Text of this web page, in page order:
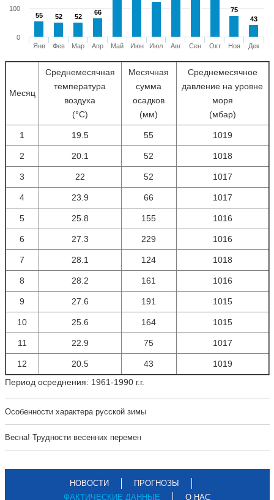
55
55 52
52 52
52
66
66 75
75
43
43
Янв Фев Мар Апр Май Июн Июл Авг Сен Окт Ноя Дек
0
100
Месяц
Среднемесячная
температура
воздуха
(°С)
Месячная
сумма
осадков
(мм)
Среднемесячное
давление на уровне
моря
(мбар)
1 19.5 55 1019
2 20.1 52 1018
3 22 52 1017
4 23.9 66 1017
5 25.8 155 1016
6 27.3 229 1016
7 28.1 124 1018
8 28.2 161 1016
9 27.6 191 1015
10 25.6 164 1015
11 22.9 75 1017
12 20.5 43
1019
Период осреднения: 1961-1990 г.г.
Особенности характера русской зимы
Весна! Трудности весенних перемен
НОВОСТИ
ПРОГНОЗЫ
ФАКТИЧЕСКИЕ ДАННЫЕ
О НАС